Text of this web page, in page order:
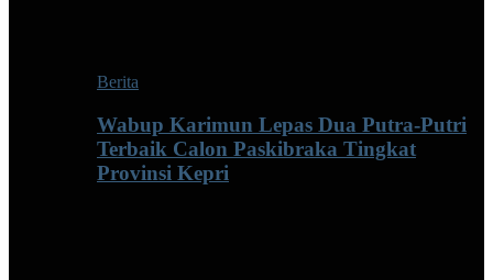
Berita
Wabup Karimun Lepas Dua Putra-Putri
Terbaik Calon Paskibraka Tingkat
Provinsi Kepri